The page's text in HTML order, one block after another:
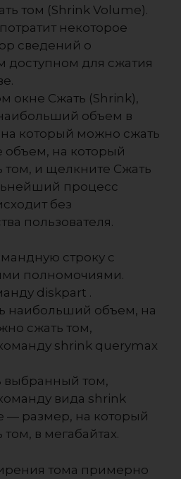
том (Shrink Volume).
некоторое
сведений о
доступном для сжатия
окне Сжать (Shrink),
объем в
на который можно сжать
объем, на который
том, и щелкните Сжать
процесс
без
пользователя.
строку с
полномочиями.
diskpart .
наибольший объем, на
сжать том,
shrink querymax
выбранный том,
вида shrink
— размер, на который
в мегабайтах.
тома примерно